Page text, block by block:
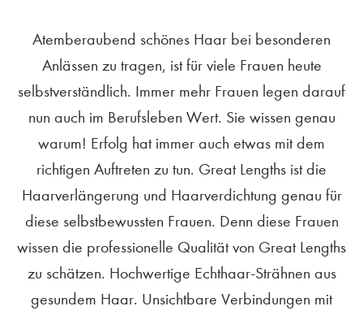
Atemberaubend schönes Haar bei besonderen
Anlässen zu tragen, ist für viele Frauen heute
selbstverständlich. Immer mehr Frauen legen darauf
nun auch im Berufsleben Wert. Sie wissen genau
warum! Erfolg hat immer auch etwas mit dem
richtigen Auftreten zu tun. Great Lengths ist die
Haarverlängerung und Haarverdichtung genau für
diese selbstbewussten Frauen. Denn diese Frauen
wissen die professionelle Qualität von Great Lengths
zu schätzen. Hochwertige Echthaar-Strähnen aus
gesundem Haar. Unsichtbare Verbindungen mit